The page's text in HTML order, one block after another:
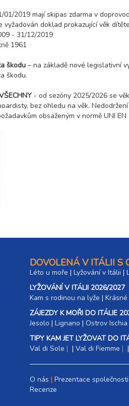
2019 mají skipas zdarma v
vyžadován doklad prokazující věk dítěte
- 31/12/2019
1961
škodu – na základě nové legislativní
škodu.
- od sezóny 2025/2026 se
bez ohledu na věk.
obsaženým v normě UNI
DOVOLENÁ V ITÁLII S
Léto u moře | Lyžování v Itálii |
LYŽOVÁNÍ V ITÁLII 2026/2027
Kam s rodinou na lyže |​
ZÁJEZDY K MOŘI DO ITÁLIE
Jesolo | Lignano | Ostrov Ischia
TIPY KAM JET LYŽOVAT DO
Val di Sole
| Val di Fiemme |
O nás Prezentace
Recenze